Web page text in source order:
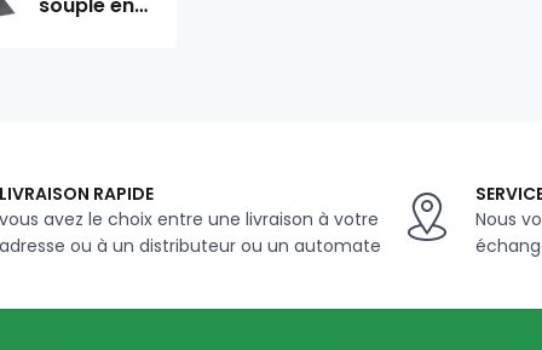
souple en
RAPIDE
avez le choix entre une livraison à votre
ou à un distributeur ou un automate
Nous